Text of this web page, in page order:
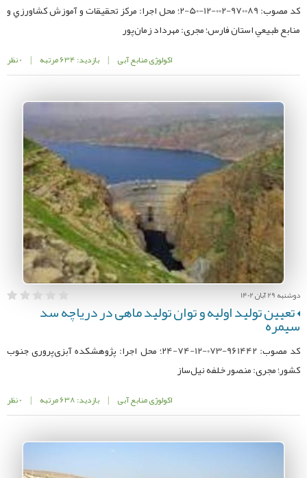
کد مصوب: 970089-002-12-50-2؛ محل اجرا: مركز تحقيقات و آموزش كشاورزي و
منابع طبيعي استان فارس؛ مجری: مهرداد زمان‌پور
اکولوژی منابع آبی | بازدید: 634 مرتبه | 0 نظر
دوشنبه 29 آبان 1402
تعیین تولید اولیه و توان تولید ماهی در دریاچه سد
سیمره
کد مصوب: 961442-073-12-74-24؛ محل اجرا: پژوهشکده آبزی‌پروری جنوب
کشور؛ مجری: منصور خلفه نیل‌ساز
اکولوژی منابع آبی | بازدید: 638 مرتبه | 0 نظر